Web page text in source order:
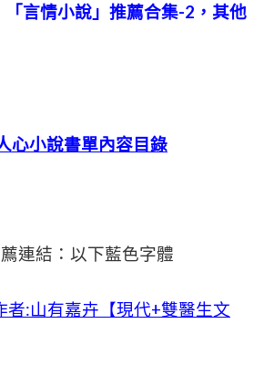
「言情小說」推薦合集-2，其他
心小說書單內容目錄
連結：以下藍色字體
者:山有嘉卉【現代+雙醫生文